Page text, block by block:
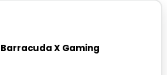
Barracuda X Gaming